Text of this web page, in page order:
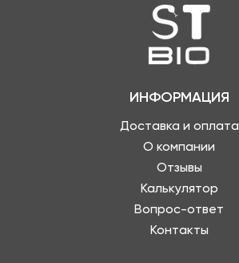
ИНФОРМАЦИЯ
Доставка и оплата
О компании
Отзывы
Калькулятор
Вопрос-ответ
Контакты